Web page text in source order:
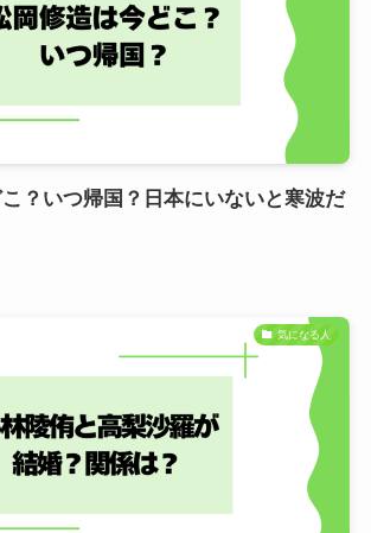
？いつ帰国？日本にいないと寒波だ
気になる人